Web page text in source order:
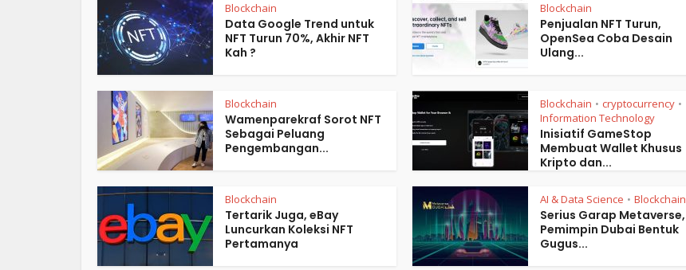
Blockchain
Data Google Trend untuk
NFT Turun 70%, Akhir NFT
Kah ?
Blockchain
Penjualan NFT Turun,
OpenSea Coba Desain
Ulang...
Blockchain
Wamenparekraf Sorot NFT
Sebagai Peluang
Pengembangan...
Blockchain • cryptocurrency •
Information Technology
Inisiatif GameStop
Membuat Wallet Khusus
Kripto dan...
Blockchain
Tertarik Juga, eBay
Luncurkan Koleksi NFT
Pertamanya
AI & Data Science • Blockchain
Serius Garap Metaverse,
Pemimpin Dubai Bentuk
Gugus...